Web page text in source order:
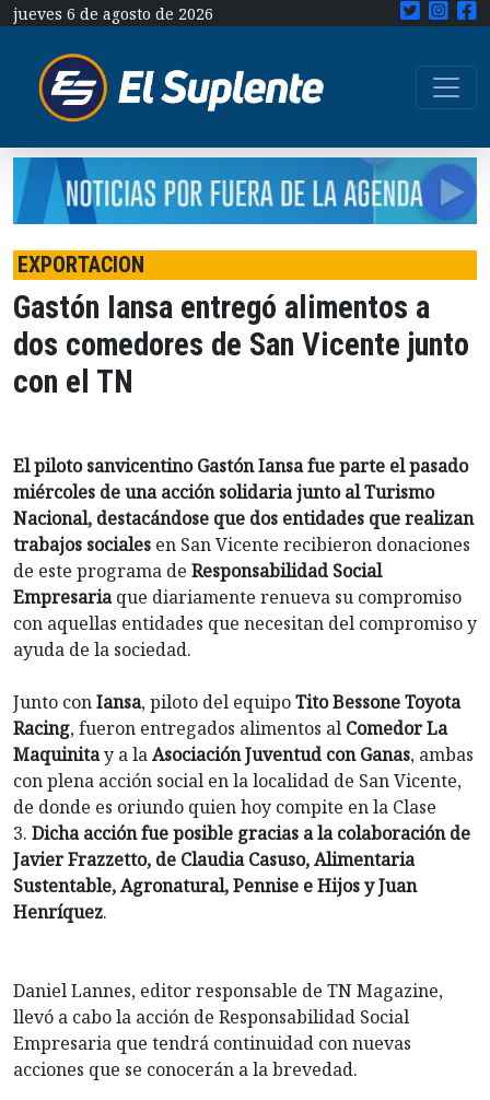
jueves 6 de agosto de 2026
EXPORTACION
Gastón Iansa entregó alimentos a
dos comedores de San Vicente junto
con el TN
El piloto sanvicentino Gastón Iansa fue parte el pasado
miércoles de una acción solidaria junto al Turismo
Nacional, destacándose que dos entidades que realizan
trabajos sociales en San Vicente recibieron donaciones
de este programa de Responsabilidad Social
Empresariaque diariamente renueva su compromiso
con aquellas entidades que necesitan del compromiso y
ayuda de la sociedad.
Junto conIansa, piloto del equipoTito Bessone Toyota
Racing, fueron entregados alimentos al Comedor La
Maquinitay a laAsociación Juventud con Ganas, ambas
con plena acción social en la localidad de San Vicente,
de donde es oriundo quien hoy compite en la Clase
3. Dicha acción fue posible gracias a la colaboración de
Javier Frazzetto, de Claudia Casuso, Alimentaria
Sustentable, Agronatural, Pennise e Hijos y Juan
Henríquez.
Daniel Lannes, editor responsable de TN Magazine,
llevó a cabo la acción de Responsabilidad Social
Empresaria que tendrá continuidad con nuevas
acciones que se conocerán a la brevedad.